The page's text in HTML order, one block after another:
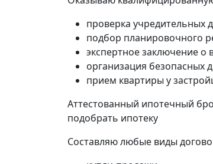
проверка учредительных
подбор планировочного
экспертное заключение о
организация безопасных
прием квартиры у
Аттестованный ипотечный
подобрать ипотеку
Составляю любые виды